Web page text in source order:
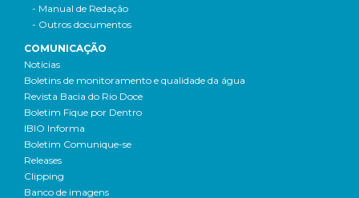
- Manual de Redação
- Outros documentos
COMUNICAÇÃO
Notícias
Boletins de monitoramento e qualidade da água
Revista Bacia do Rio Doce
Boletim Fique por Dentro
IBIO Informa
Boletim Comunique-se
Releases
Clipping
Banco de imagens